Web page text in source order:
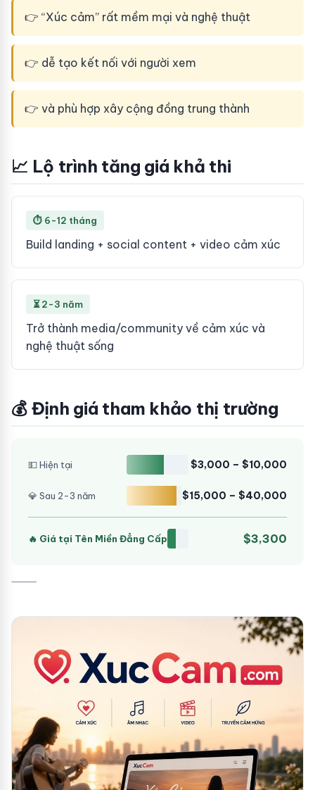
👉 “Xúc cảm” rất mềm mại và nghệ thuật
👉 dễ tạo kết nối với người xem
👉 và phù hợp xây cộng đồng trung thành
📈 Lộ trình tăng giá khả thi
⏱ 6-12 tháng
Build landing + social content + video cảm xúc
⏳ 2-3 năm
Trở thành media/community về cảm xúc và
nghệ thuật sống
💰 Định giá tham khảo thị trường
💵 Hiện tại $3,000 – $10,000
💎 Sau 2-3 năm $15,000 – $40,000
🔥 Giá tại Tên Miền Đẳng Cấp $3,300
⸻